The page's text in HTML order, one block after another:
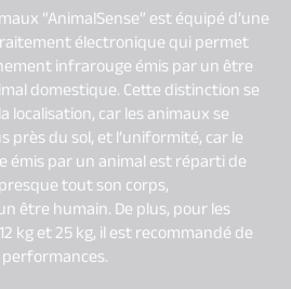
“AnimalSense” est équipé d’une
électronique qui permet
infrarouge émis par un être
domestique. Cette distinction se
localisation, car les animaux se
du sol, et l’uniformité, car le
par un animal est réparti de
tout son corps,
être humain. De plus, pour les
kg et 25 kg, il est recommandé de